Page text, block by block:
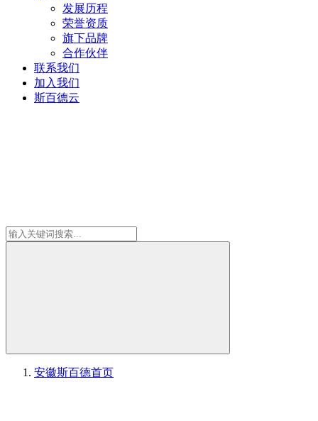
发展历程
荣誉资质
旗下品牌
合作伙伴
联系我们
加入我们
斯百德云
安徽斯百德首页